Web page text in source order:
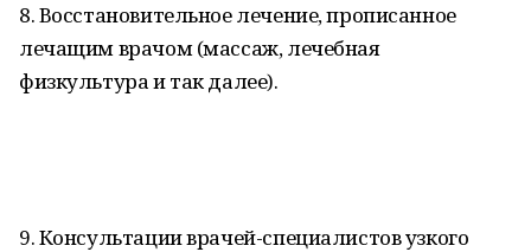
8. Восстановительное лечение, прописанное
лечащим врачом (массаж, лечебная
физкультура и так далее).
9. Консультации врачей-специалистов узкого